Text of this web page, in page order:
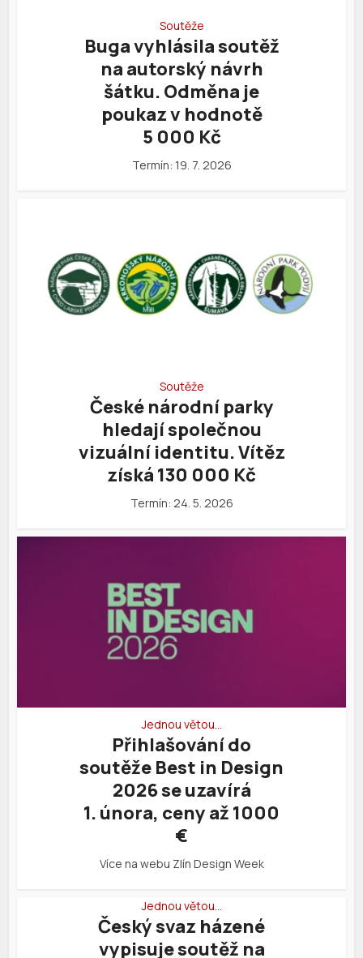
Soutěže
Buga vyhlásila soutěž
na autorský návrh
šátku. Odměna je
poukaz v hodnotě
5 000 Kč
Termín: 19. 7. 2026
Soutěže
České národní parky
hledají společnou
vizuální identitu. Vítěz
získá 130 000 Kč
Termín: 24. 5. 2026
Jednou větou…
Přihlašování do
soutěže Best in Design
2026 se uzavírá
1. února, ceny až 1000
€
Více na webu Zlín Design Week
Jednou větou…
Český svaz házené
vypisuje soutěž na